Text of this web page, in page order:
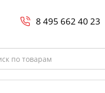
8 800-700-23-35
8 495 662 40 23